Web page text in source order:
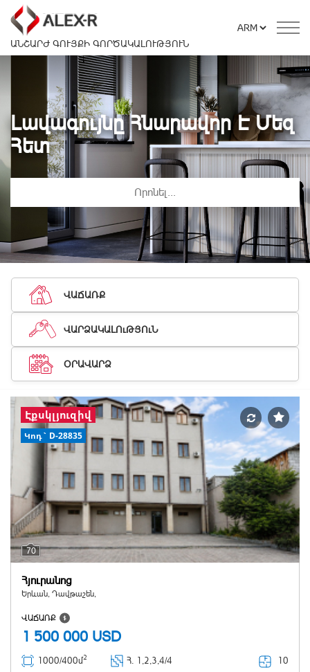
ԱՆՇԱՐԺ ԳՈՒՅՔԻ ԳՈՐԾԱԿԱԼՈՒԹՅՈՒՆ
Լավագույնը Հնարավոր Է Մեզ
Հետ
ՎԱՃԱՌՔ
ՎԱՐՁԱԿԱԼՈւԹՅՈւՆ
ՕՐԱՎԱՐՁ
70
Կոդ` D-28835
Էքսկլյուզիվ
Հյուրանոց
Երևան, Դավթաշեն,
ՎԱՃԱՌՔ
1 500 000 USD
1000/400մ2 Հ. 1,2,3,4/4 10